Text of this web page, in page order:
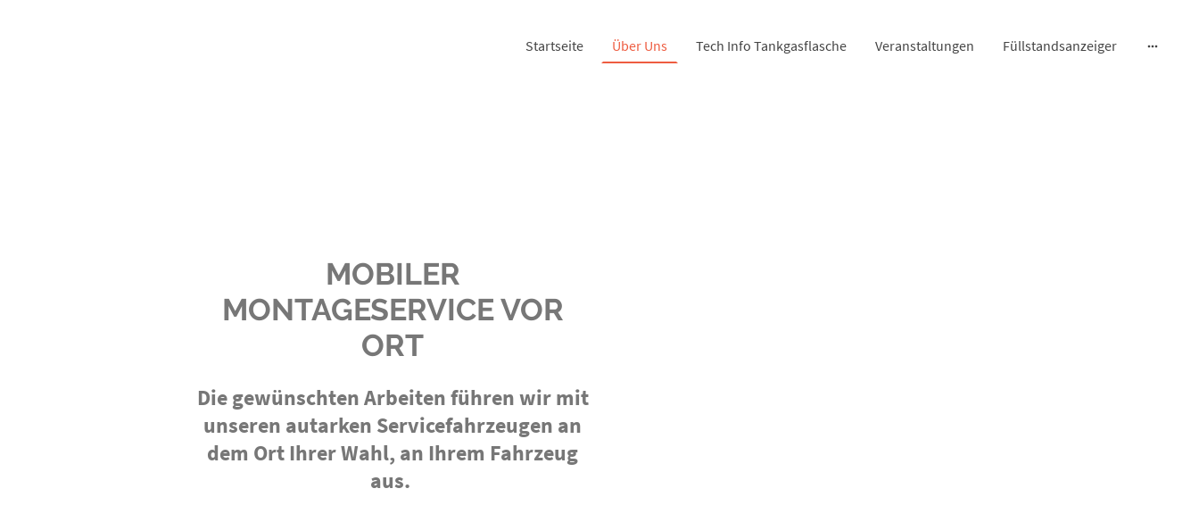
Startseite Über Uns Tech Info Tankgasflasche Veranstaltungen Füllstandsanzeiger
MOBILER
MONTAGESERVICE VOR
ORT
Die gewünschten Arbeiten führen wir mit
unseren autarken Servicefahrzeugen an
dem Ort Ihrer Wahl, an Ihrem Fahrzeug
aus.